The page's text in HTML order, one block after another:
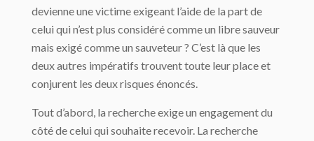
devienne une victime exigeant l’aide de la part de
celui qui n’est plus considéré comme un libre sauveur
mais exigé comme un sauveteur ? C’est là que les
deux autres impératifs trouvent toute leur place et
conjurent les deux risques énoncés.
Tout d’abord, la recherche exige un engagement du
côté de celui qui souhaite recevoir. La recherche